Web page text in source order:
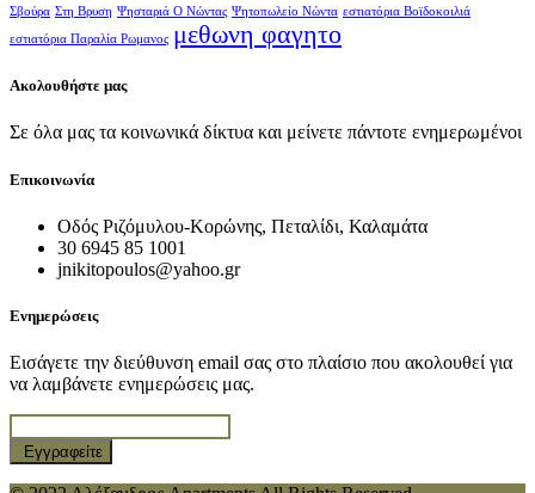
Σβούρα Στη Βρυση Ψησταριά Ο Νώντας Ψητοπωλείο Νώντα εστιατόρια Βοϊδοκοιλιά
εστιατόρια Παραλία Ρωμανος μεθωνη φαγητο
Ακολουθήστε μας
Σε όλα μας τα κοινωνικά δίκτυα και μείνετε πάντοτε ενημερωμένοι
Επικοινωνία
Οδός Ριζόμυλου-Κορώνης, Πεταλίδι, Καλαμάτα
30 6945 85 1001
jnikitopoulos@yahoo.gr
Ενημερώσεις
Εισάγετε την διεύθυνση email σας στο πλαίσιο που ακολουθεί για
να λαμβάνετε ενημερώσεις μας.